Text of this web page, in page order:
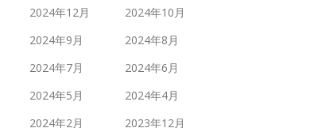
2024年12月
2024年10月
2024年9月
2024年8月
2024年7月
2024年6月
2024年5月
2024年4月
2024年2月
2023年12月